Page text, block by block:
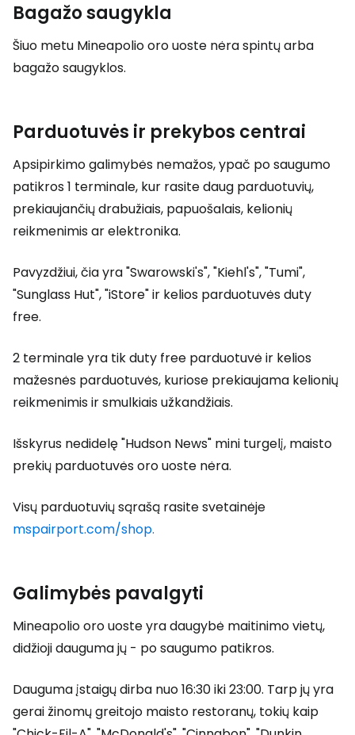
Bagažo saugykla
Šiuo metu Mineapolio oro uoste nėra spintų arba
bagažo saugyklos.
Parduotuvės ir prekybos centrai
Apsipirkimo galimybės nemažos, ypač po saugumo
patikros 1 terminale, kur rasite daug parduotuvių,
prekiaujančių drabužiais, papuošalais, kelionių
reikmenimis ar elektronika.
Pavyzdžiui, čia yra "Swarowski's", "Kiehl's", "Tumi",
"Sunglass Hut", "iStore" ir kelios parduotuvėsduty
free.
2 terminale yra tikduty free parduotuvė ir kelios
mažesnės parduotuvės, kuriose prekiaujama kelionių
reikmenimis ir smulkiais užkandžiais.
Išskyrus nedidelę "Hudson News" mini turgelį, maisto
prekių parduotuvės oro uoste nėra.
Visų parduotuvių sąrašą rasite svetainėje
mspairport.com/shop.
Galimybės pavalgyti
Mineapolio oro uoste yra daugybė maitinimo vietų,
didžioji dauguma jų - po saugumo patikros.
Dauguma įstaigų dirba nuo 16:30 iki 23:00. Tarp jų yra
gerai žinomų greitojo maisto restoranų, tokių kaip